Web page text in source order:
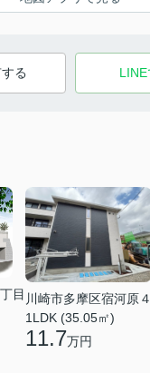
る
目 川崎市多摩区宿河原
1LDK (35.05㎡)
11.7万円